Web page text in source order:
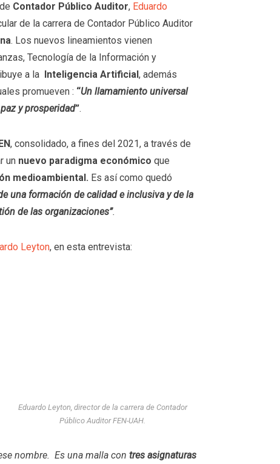
Contador Público Auditor, Eduardo
de la carrera de Contador Público Auditor
. Los nuevos lineamientos vienen
Tecnología de la Información y
a la Inteligencia Artificial , además
promueven : “Un llamamiento universal
y prosperidad”.
, consolidado, a fines del 2021, a través de
un nuevo paradigma económico que
medioambiental. Es así como quedó
una formación de calidad e inclusiva y de la
de las organizaciones”.
Leyton, en esta entrevista:
Eduardo Leyton, director de la carrera de Contador
Público Auditor FEN-UAH.
nombre. Es una malla con tres asignaturas